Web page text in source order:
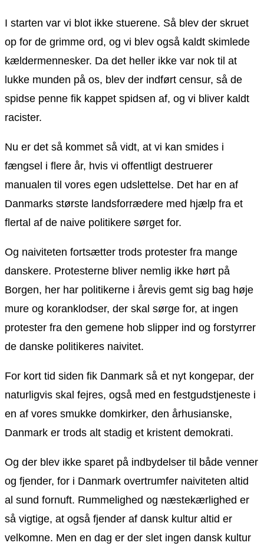
I starten var vi blot ikke stuerene. Så blev der skruet
op for de grimme ord, og vi blev også kaldt skimlede
kældermennesker. Da det heller ikke var nok til at
lukke munden på os, blev der indført censur, så de
spidse penne fik kappet spidsen af, og vi bliver kaldt
racister.
Nu er det så kommet så vidt, at vi kan smides i
fængsel i flere år, hvis vi offentligt destruerer
manualen til vores egen udslettelse. Det har en af
Danmarks største landsforrædere med hjælp fra et
flertal af de naive politikere sørget for.
Og naiviteten fortsætter trods protester fra mange
danskere. Protesterne bliver nemlig ikke hørt på
Borgen, her har politikerne i årevis gemt sig bag høje
mure og koranklodser, der skal sørge for, at ingen
protester fra den gemene hob slipper ind og forstyrrer
de danske politikeres naivitet.
For kort tid siden fik Danmark så et nyt kongepar, der
naturligvis skal fejres, også med en festgudstjeneste i
en af vores smukke domkirker, den århusianske,
Danmark er trods alt stadig et kristent demokrati.
Og der blev ikke sparet på indbydelser til både venner
og fjender, for i Danmark overtrumfer naiviteten altid
al sund fornuft. Rummelighed og næstekærlighed er
så vigtige, at også fjender af dansk kultur altid er
velkomne. Men en dag er der slet ingen dansk kultur